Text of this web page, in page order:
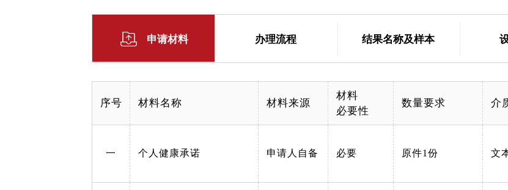
申请材料 办理流程 结果名称及样本
序号 材料名称 材料来源
材料
必要性
数量要求 介
一 个人健康承诺 申请人自备 必要 原件1份 文